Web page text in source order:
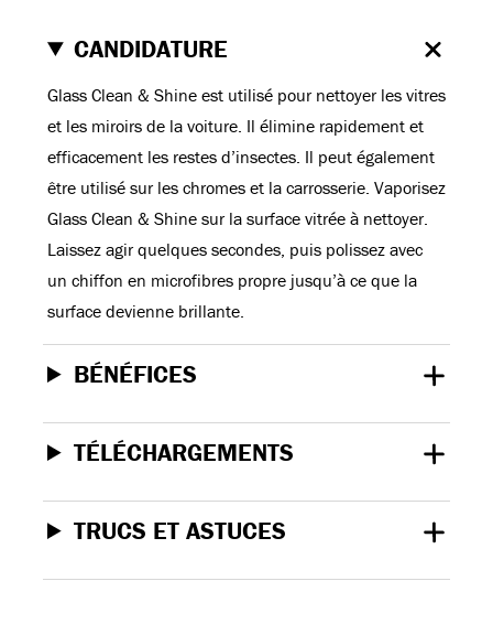
CANDIDATURE
Glass Clean & Shine est utilisé pour nettoyer les vitres
et les miroirs de la voiture. Il élimine rapidement et
efficacement les restes d’insectes. Il peut également
être utilisé sur les chromes et la carrosserie. Vaporisez
Glass Clean & Shine sur la surface vitrée à nettoyer.
Laissez agir quelques secondes, puis polissez avec
un chiffon en microfibres propre jusqu’à ce que la
surface devienne brillante.
BÉNÉFICES
TÉLÉCHARGEMENTS
TRUCS ET ASTUCES